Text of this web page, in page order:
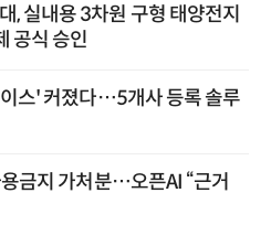
, 실내용 3차원 구형 태양전지
공식 승인
스' 커졌다…5개사 등록 솔루
금지 가처분…오픈AI “근거